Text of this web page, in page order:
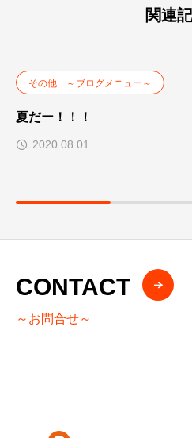
関連
その他 ～ブログメニュー～
夏だー！！！
2020.08.01
CONTACT
～お問合せ～